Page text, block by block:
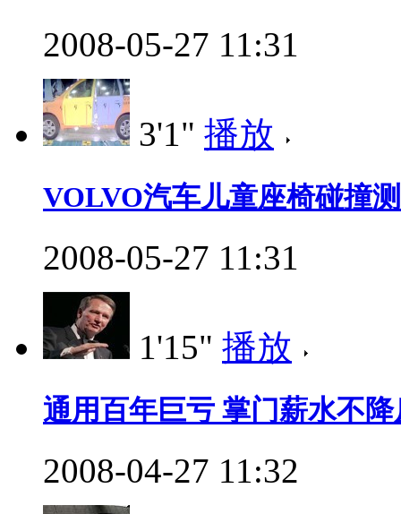
2008-05-27 11:31
3'1" 播放
VOLVO汽车儿童座椅碰撞
2008-05-27 11:31
1'15" 播放
通用百年巨亏 掌门薪水不
2008-04-27 11:32